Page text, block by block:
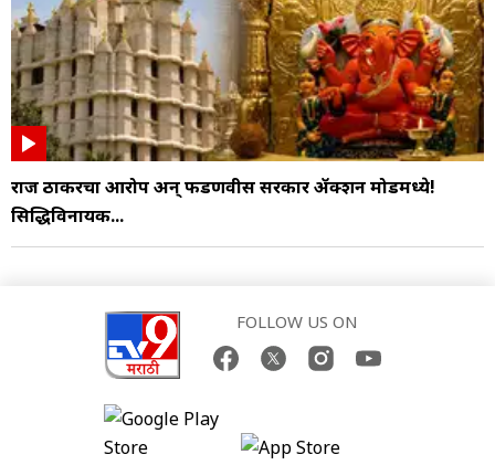
राज ठाकरेंचा आरोप अन् फडणवीस सरकार ॲक्शन मोडमध्ये!
सिद्धिविनायक...
FOLLOW US ON